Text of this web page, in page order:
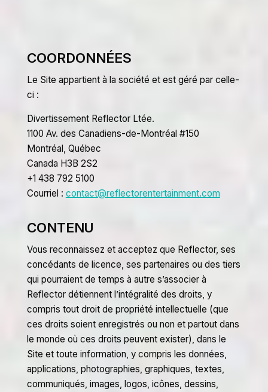
COORDONNÉES
Le Site appartient à la société et est géré par celle-
ci :
Divertissement Reflector Ltée.
1100 Av. des Canadiens-de-Montréal #150
Montréal, Québec
Canada H3B 2S2
+1 438 792 5100
Courriel : contact@reflectorentertainment.com
CONTENU
Vous reconnaissez et acceptez que Reflector, ses
concédants de licence, ses partenaires ou des tiers
qui pourraient de temps à autre s’associer à
Reflector détiennent l’intégralité des droits, y
compris tout droit de propriété intellectuelle (que
ces droits soient enregistrés ou non et partout dans
le monde où ces droits peuvent exister), dans le
Site et toute information, y compris les données,
applications, photographies, graphiques, textes,
communiqués, images, logos, icônes, dessins,